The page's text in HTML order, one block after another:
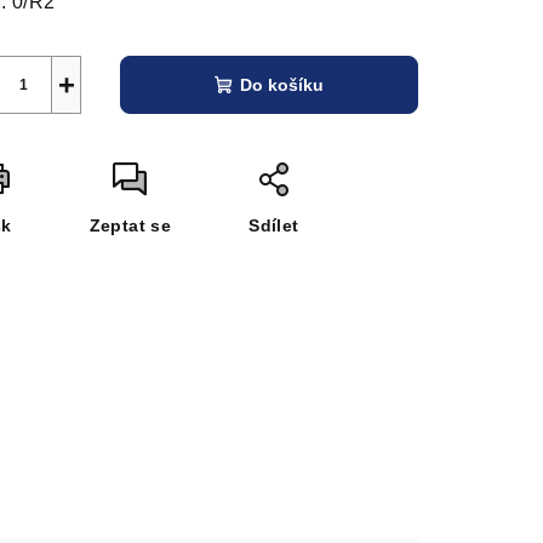
+ Do košíku
Zeptat se Sdílet